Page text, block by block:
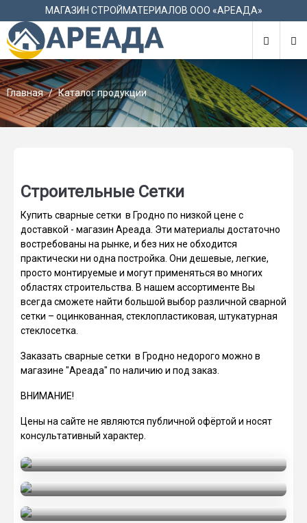
МАГАЗИН СТРОЙМАТЕРИАЛОВ ООО «АРЕАДА»
Главная Каталог продукции
Строительные Сетки
Купить сварные сетки в Гродно по низкой цене с
доставкой - магазин Ареада. Эти материалы достаточно
востребованы на рынке, и без них не обходится
практически ни одна постройка. Они дешевые, легкие,
просто монтируемые и могут применяться во многих
областях строительства. В нашем ассортименте Вы
всегда сможете найти большой выбор различной сварной
сетки – оцинкованная, стеклопластиковая, штукатурная
стеклосетка.
Заказать сварные сетки в Гродно недорого можно в
магазине "Ареада" по наличию и под заказ.
ВНИМАНИЕ!
Цены на сайте не являются публичной офёртой и носят
консультативный характер.
Сетка сварная оцинкованная
Стеклосетка штукатурная